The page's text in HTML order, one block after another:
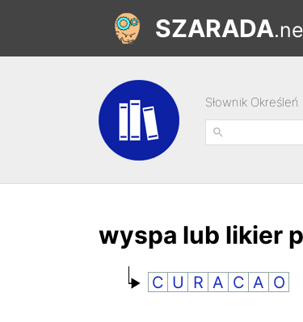
SZARADA
Słownik
wyspa lub likier
C U R A C A O